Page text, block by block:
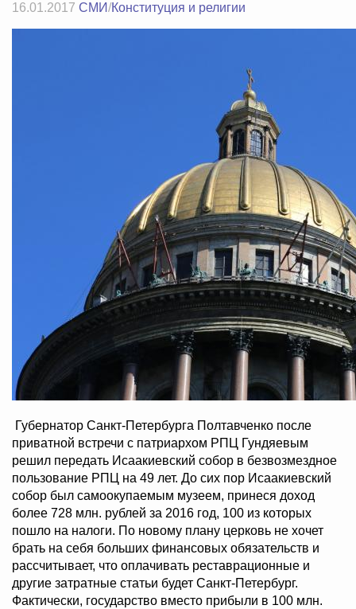
16.01.2017 СМИ/Конституция и религии
Губернатор Санкт-Петербурга Полтавченко после
приватной встречи с патриархом РПЦ Гундяевым
решил передать Исаакиевский собор в безвозмездное
пользование РПЦ на 49 лет. До сих пор Исаакиевский
собор был самоокупаемым музеем, принеся доход
более 728 млн. рублей за 2016 год, 100 из которых
пошло на налоги. По новому плану церковь не хочет
брать на себя больших финансовых обязательств и
рассчитывает, что оплачивать реставрационные и
другие затратные статьи будет Санкт-Петербург.
Фактически, государство вместо прибыли в 100 млн.